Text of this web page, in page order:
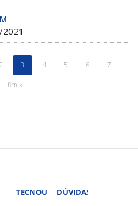
2 3 4 5 6
7
fim »
TECNOUFU DÚVIDAS?